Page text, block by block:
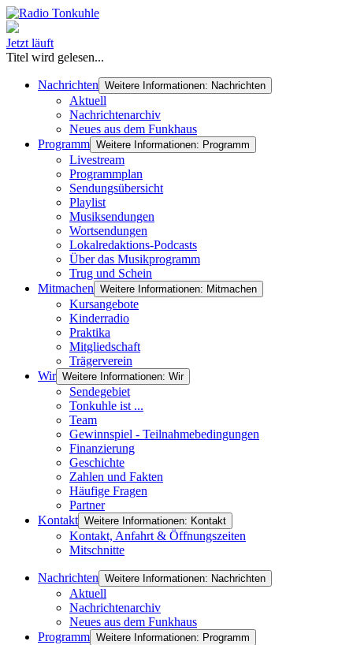
Jetzt läuft
Titel wird gelesen...
Nachrichten Weitere Informationen: Nachrichten
Aktuell
Nachrichtenarchiv
Neues aus dem Funkhaus
Programm Weitere Informationen: Programm
Livestream
Programmplan
Sendungsübersicht
Playlist
Musiksendungen
Wortsendungen
Lokalredaktions-Podcasts
Über das Musikprogramm
Trug und Schein
Mitmachen Weitere Informationen: Mitmachen
Kursangebote
Kinderradio
Praktika
Mitgliedschaft
Trägerverein
Wir Weitere Informationen: Wir
Sendegebiet
Tonkuhle ist ...
Team
Gewinnspiel - Teilnahmebedingungen
Finanzierung
Geschichte
Zahlen und Fakten
Häufige Fragen
Partner
Kontakt Weitere Informationen: Kontakt
Kontakt, Anfahrt & Öffnungszeiten
Mitschnitte
Nachrichten Weitere Informationen: Nachrichten
Aktuell
Nachrichtenarchiv
Neues aus dem Funkhaus
Programm Weitere Informationen: Programm